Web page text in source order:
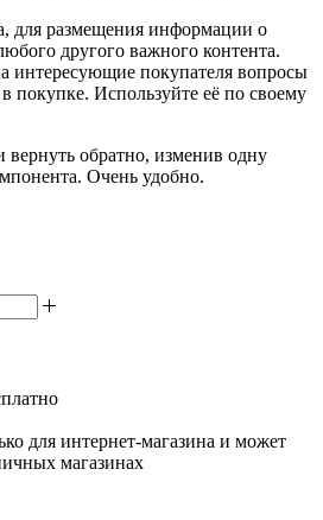
для размещения информации о
другого важного контента.
интересующие покупателя вопросы
покупке. Используйте её по своему
обратно, изменив одну
Очень удобно.
для интернет-магазина и может
магазинах